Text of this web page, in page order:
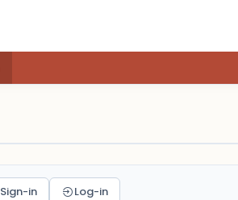
Sign-in
Log-in